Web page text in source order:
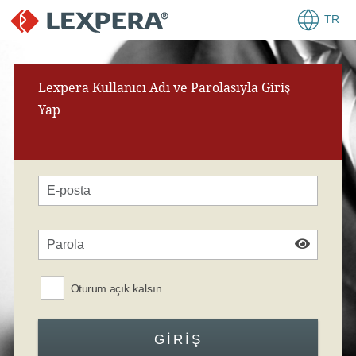
TR
Lexpera Kullanıcı Adı ve Parolasıyla Giriş
Yap
Oturum açık kalsın
GIRIŞ